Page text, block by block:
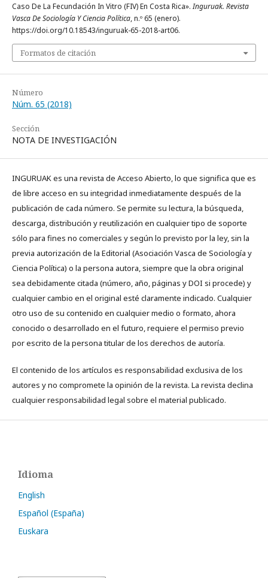
Caso De La Fecundación In Vitro (FIV) En Costa Rica».Inguruak. Revista
Vasca De Sociología Y Ciencia Política, n.º 65 (enero).
https://doi.org/10.18543/inguruak-65-2018-art06.
Formatos de citación
Número
Núm. 65 (2018)
Sección
NOTA DE INVESTIGACIÓN
INGURUAK es una revista de Acceso Abierto, lo que significa que es
de libre acceso en su integridad inmediatamente después de la
publicación de cada número. Se permite su lectura, la búsqueda,
descarga, distribución y reutilización en cualquier tipo de soporte
sólo para fines no comerciales y según lo previsto por la ley, sin la
previa autorización de la Editorial (Asociación Vasca de Sociología y
Ciencia Política) o la persona autora, siempre que la obra original
sea debidamente citada (número, año, páginas y DOI si procede) y
cualquier cambio en el original esté claramente indicado. Cualquier
otro uso de su contenido en cualquier medio o formato, ahora
conocido o desarrollado en el futuro, requiere el permiso previo
por escrito de la persona titular de los derechos de autoría.
El contenido de los artículos es responsabilidad exclusiva de los
autores y no compromete la opinión de la revista. La revista declina
cualquier responsabilidad legal sobre el material publicado.
Idioma
English
Español (España)
Euskara